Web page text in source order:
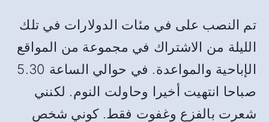
تم النصب على في مئات الدولارات في تلك
الليلة من الاشتراك في مجموعة من المواقع
الإباحية والمواعدة. في حوالي الساعة 5.30
صباحا انتهيت أخيرا وحاولت النوم. لكنني
شعرت بالفزع وغفوت فقط. كوني شخص